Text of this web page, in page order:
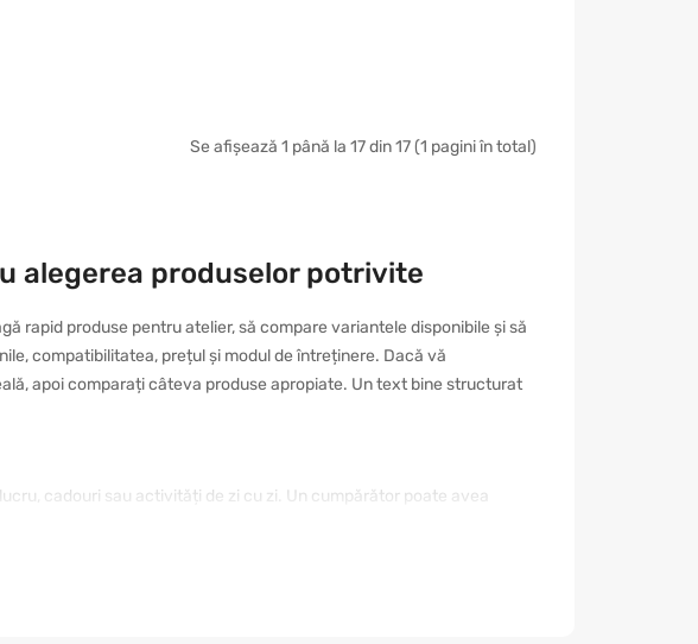
Se afișează 1 până la 17 din 17 (1 pagini în total)
alegerea produselor potrivite
rapid produse pentru atelier, să compare variantele disponibile și să
compatibilitatea, prețul și modul de întreținere. Dacă vă
apoi comparați câteva produse apropiate. Un text bine structurat
cadouri sau activități de zi cu zi. Un cumpărător poate avea